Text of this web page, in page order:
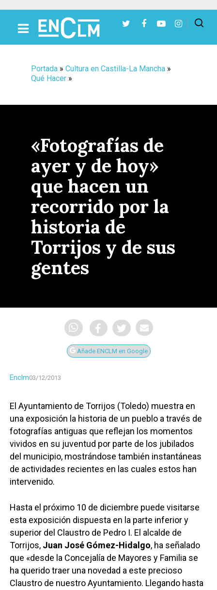
Portada » Cultura en Castilla-La Mancha »
Qué Hacer »
«Fotografías de
ayer y de hoy»
que hacen un
recorrido por la
historia de
Torrijos y de sus
gentes
Añade ENCLM en Google
Enclm03/12/2013
El Ayuntamiento de Torrijos (Toledo) muestra en
una exposición la historia de un pueblo a través de
fotografías antiguas que reflejan los momentos
vividos en su juventud por parte de los jubilados
del municipio, mostrándose también instantáneas
de actividades recientes en las cuales estos han
intervenido.
Hasta el próximo 10 de diciembre puede visitarse
esta exposición dispuesta en la parte inferior y
superior del Claustro de Pedro I. El alcalde de
Torrijos, Juan José Gómez-Hidalgo, ha señalado
que «desde la Concejalía de Mayores y Familia se
ha querido traer una novedad a este precioso
Claustro de nuestro Ayuntamiento. Llegando hasta